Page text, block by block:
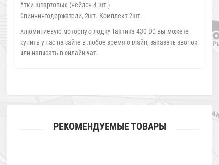
Утки швартовые (нейлон 4 шт.)
Спиннингодержатели, 2шт. Комплект 2шт.
Алюминиевую моторную лодку Тактика 430 DC вы можете
купить у нас на сайте в любое время онлайн, заказать звонок
или написать в онлайн-чат.
РЕКОМЕНДУЕМЫЕ ТОВАРЫ